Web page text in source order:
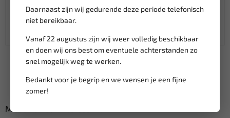
Daarnaast zijn wij gedurende deze periode telefonisch
niet bereikbaar.
Vanaf 22 augustus zijn wij weer volledig beschikbaar
en doen wij ons best om eventuele achterstanden zo
snel mogelijk weg te werken.
Bedankt voor je begrip en we wensen je een fijne
zomer!
Groot assortiment,wekelijks nieuwe producten
Lage verzendkosten NL
Misschien ook interessant: